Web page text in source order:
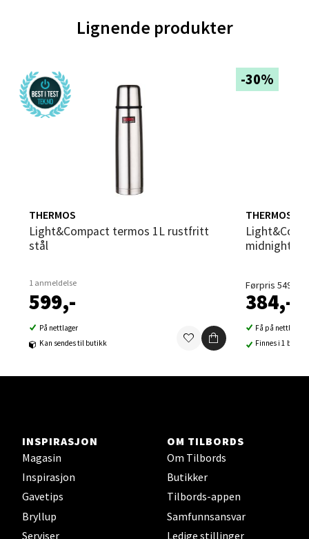
Lignende produkter
THERMOS
Light&Compact termos 1L rustfritt
stål
1 anmeldelse
599,-
På nettlager
Kan sendes til butikk
-30%
THERMOS
Light&Compact termos 0,75L
midnight
Førpris 549,-
384,-
Få på nettlager
Finnes i 1 butikk
INSPIRASJON
Magasin
Inspirasjon
Gavetips
Bryllup
Serviser
OM TILBORDS
Om Tilbords
Butikker
Tilbords-appen
Samfunnsansvar
Ledige stillinger
Trondheim - Sirkus Shopping
Velg
Ski - Thon Senter Ski
Ski Storsenter, Jernbanesvingen 6, 1400 Ski
Åpent i dag 10-21
Sortland - Sortland Storsenter
Strangata 26, 8400 Sortland
Åpent i dag 10-19